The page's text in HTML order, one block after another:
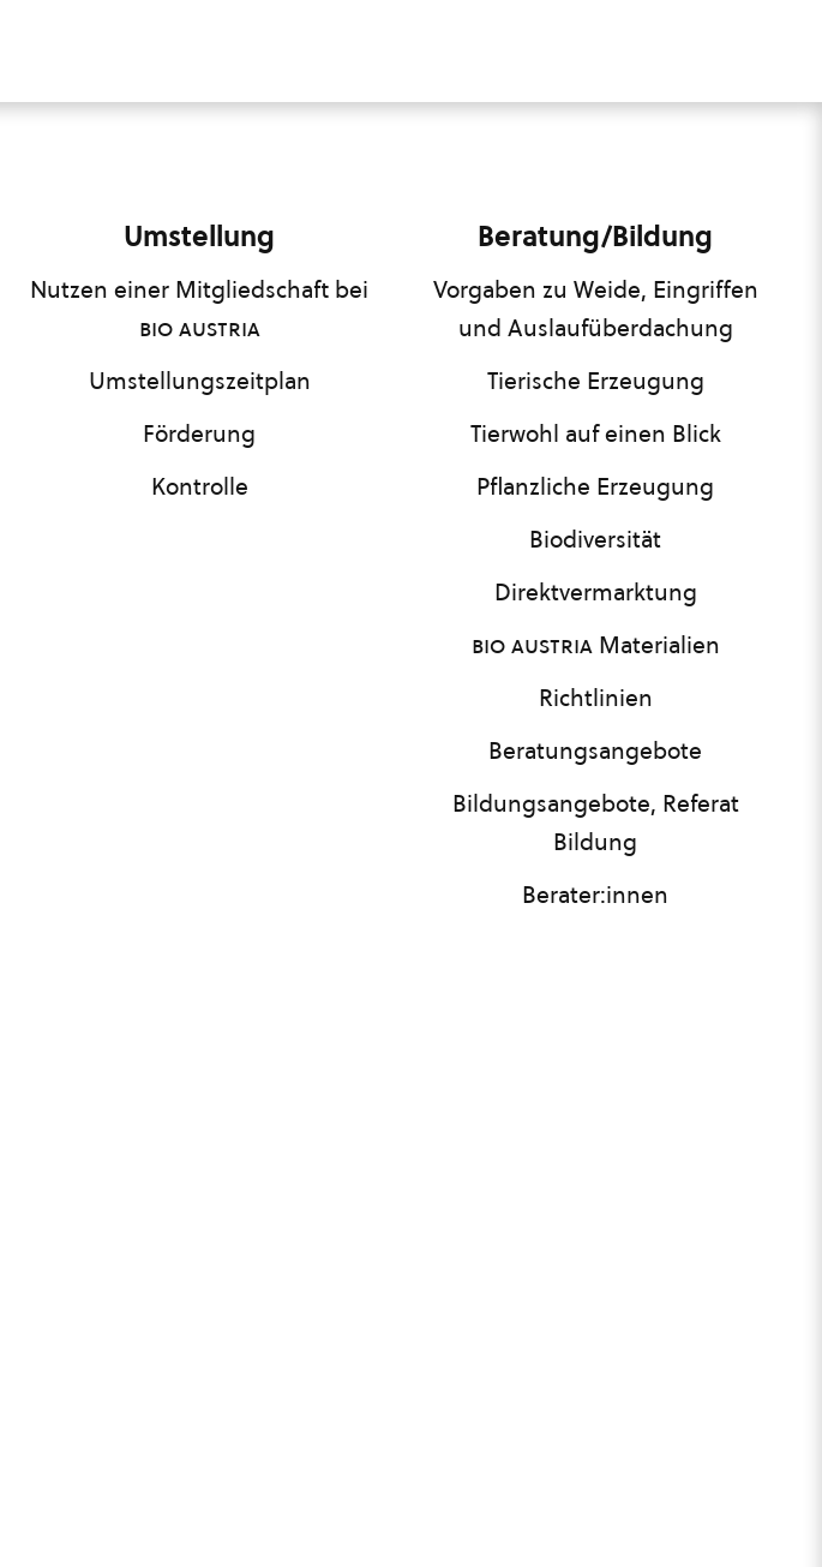
Umstellung
Nutzen einer Mitgliedschaft bei
bio austria
Umstellungszeitplan
Förderung
Kontrolle
Beratung/Bildung
Vorgaben zu Weide, Eingriffen
und Auslaufüberdachung
Tierische Erzeugung
Tierwohl auf einen Blick
Pflanzliche Erzeugung
Biodiversität
Direktvermarktung
bio austriaMaterialien
Richtlinien
Beratungsangebote
Bildungsangebote, Referat
Bildung
Berater:innen